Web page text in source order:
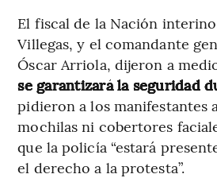
El fiscal de la Nación
Villegas, y el comandante
Óscar Arriola, dijeron a
se garantizará la seguridad
pidieron a los manifestantes
mochilas ni cobertores
que la policía “estará
el derecho a la protesta”.